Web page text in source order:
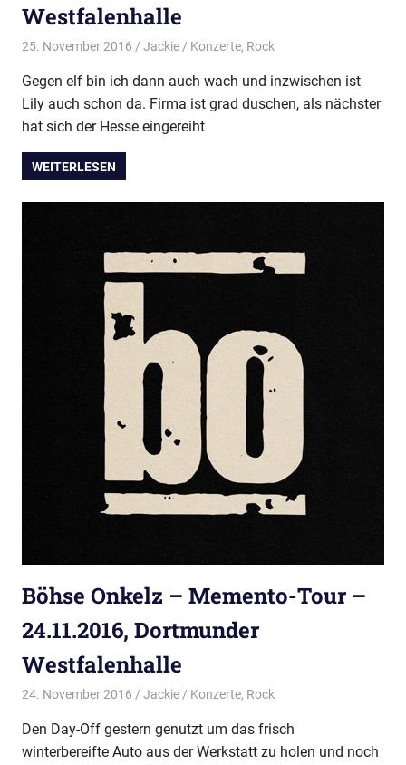
Westfalenhalle
25. November 2016 Jackie Konzerte, Rock
Gegen elf bin ich dann auch wach und inzwischen ist
Lily auch schon da. Firma ist grad duschen, als nächster
hat sich der Hesse eingereiht
WEITERLESEN
Böhse Onkelz – Memento-Tour –
24.11.2016, Dortmunder
Westfalenhalle
24. November 2016 Jackie Konzerte, Rock
Den Day-Off gestern genutzt um das frisch
winterbereifte Auto aus der Werkstatt zu holen und noch